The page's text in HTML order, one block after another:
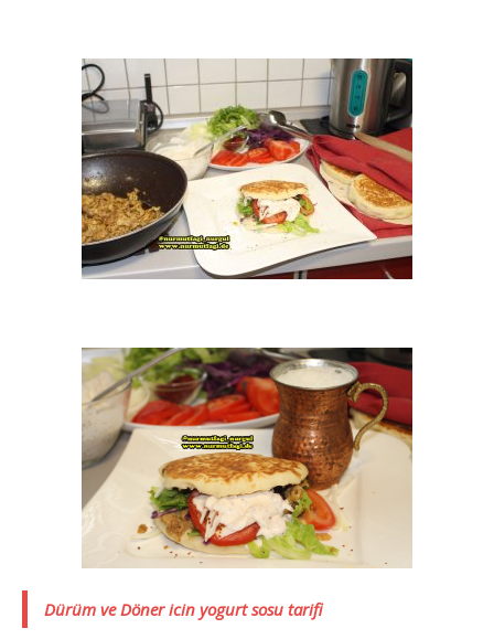
Dürüm ve Döner icin yogurt sosu tarifi